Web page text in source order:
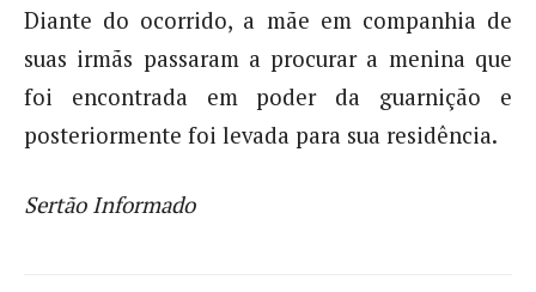
Diante do ocorrido, a mãe em companhia de
suas irmãs passaram a procurar a menina que
foi encontrada em poder da guarnição e
posteriormente foi levada para sua residência.
Sertão Informado